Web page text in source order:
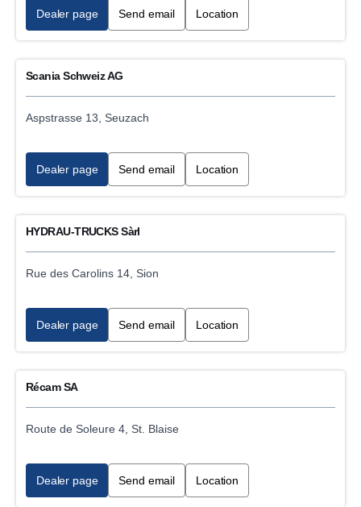
Dealer page Send email Location
Scania Schweiz AG
Aspstrasse 13, Seuzach
Dealer page Send email Location
HYDRAU-TRUCKS Sàrl
Rue des Carolins 14, Sion
Dealer page Send email Location
Récam SA
Route de Soleure 4, St. Blaise
Dealer page Send email Location